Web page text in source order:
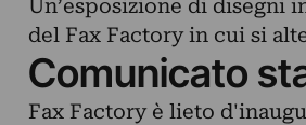
Un’esposizione di disegni
del Fax Factory in cui si
Comunicato
Fax Factory è lieto